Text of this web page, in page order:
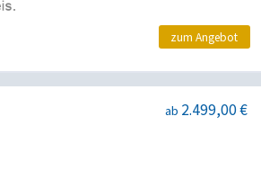
zum Angebot
ab 2.499,00 €